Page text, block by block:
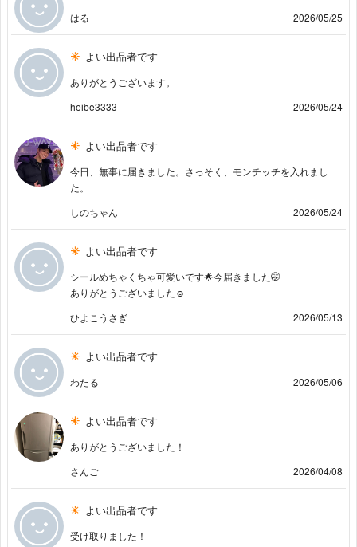
はる 2026/05/25
よい出品者です
ありがとうございます。
heibe3333
2026/05/24
よい出品者です
今日、無事に届きました。さっそく、モンチッチを入れまし
た。
しのちゃん
2026/05/24
よい出品者です
シールめちゃくちゃ可愛いです🌟今届きました🤭
ありがとうございました☺️
ひよこうさぎ
2026/05/13
よい出品者です
わたる 2026/05/06
よい出品者です
ありがとうございました！
さんご
2026/04/08
よい出品者です
受け取りました！